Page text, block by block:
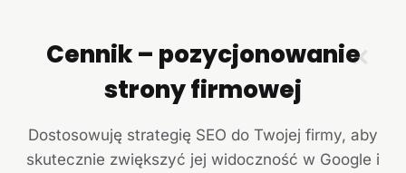
✕
Cennik – pozycjonowanie
strony firmowej
Dostosowuję strategię SEO do Twojej firmy, aby
skutecznie zwiększyć jej widoczność w Google i